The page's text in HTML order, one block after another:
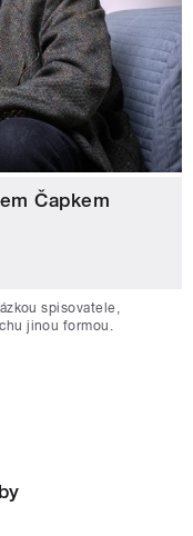
Čapkem
spisovatele,
jinou formou.